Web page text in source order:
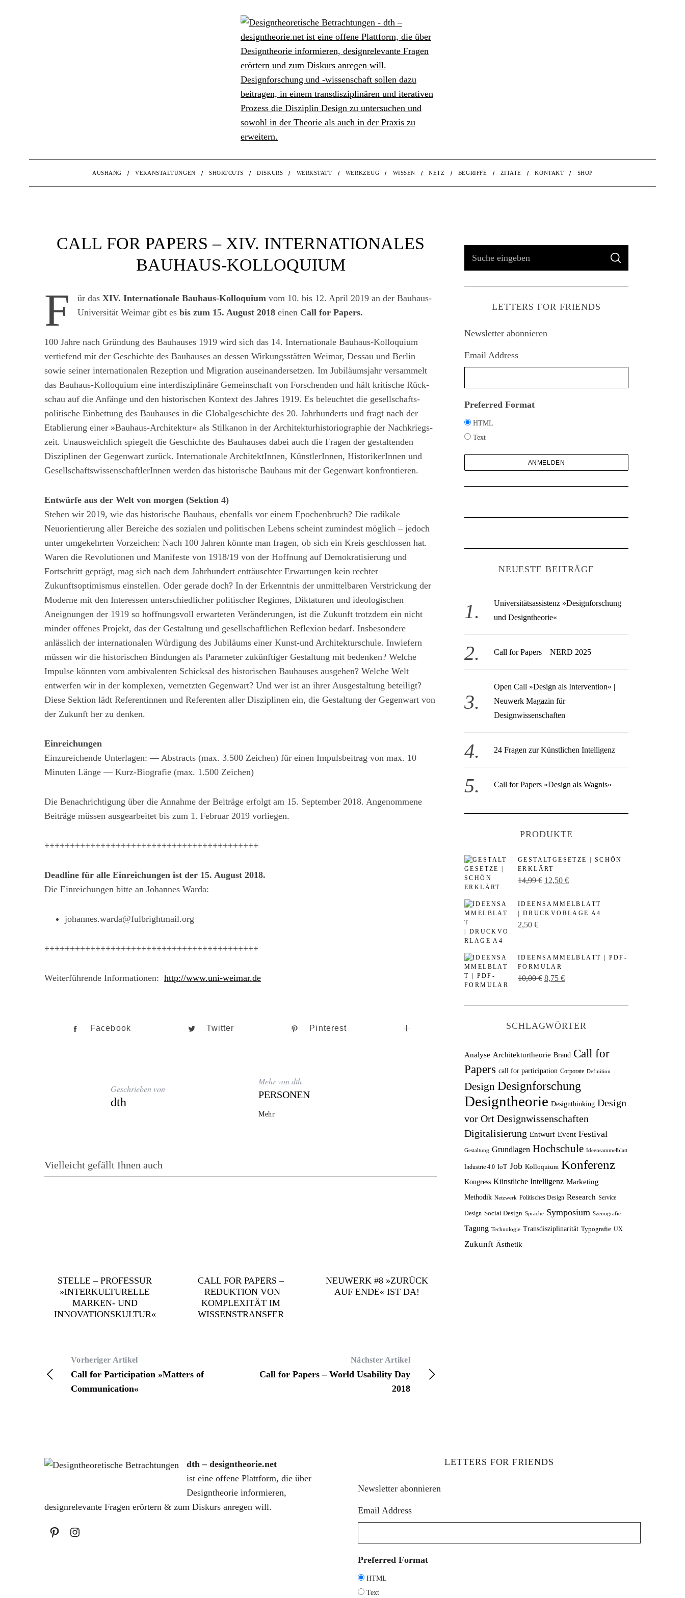
AUSHANG VERANSTALTUNGEN SHORTCUTS DISKURS WERKSTATT WERKZEUG WISSEN NETZ BEGRIFFE ZITATE KONTAKT SHOP
CALL FOR PAPERS – XIV. INTERNATIONALES
BAUHAUS-KOLLOQUIUM
F ür das XIV. Internationale Bauhaus-Kolloquium vom 10. bis 12. April 2019 an der Bauhaus-
Universität Weimar gibt es bis zum 15. August 2018 einen Call for Papers.
100 Jahre nach Gründung des Bauhauses 1919 wird sich das 14. Inter­nationale Bauhaus-Kolloquium
vertiefend mit der Geschichte des Bauhauses an dessen Wirkungs­stätten Weimar, Dessau und Berlin
sowie seiner inter­nationalen Rezeption und Migration auseinandersetzen. Im Jubiläums­jahr versammelt
das Bauhaus-Kolloquium eine inter­disziplinäre Gemein­schaft von Forschenden und hält kritische Rück­
schau auf die Anfänge und den historischen Kontext des Jahres 1919. Es beleuchtet die gesell­schafts­
politische Einbettung des Bauhauses in die Global­geschichte des 20. Jahrhunderts und fragt nach der
Etablierung einer »Bauhaus-Architektur« als Stil­kanon in der Architektur­historiographie der Nachkriegs­
zeit. Unausweichlich spiegelt die Geschichte des Bauhauses dabei auch die Fragen der gestaltenden
Disziplinen der Gegen­wart zurück. Inter­nationale Architekt­Innen, Künstler­Innen, Historiker­Innen und
Gesell­schafts­wissenschaftler­Innen werden das historische Bauhaus mit der Gegen­wart konfrontieren.
Entwürfe aus der Welt von morgen (Sektion 4)
Stehen wir 2019, wie das historische Bauhaus, ebenfalls vor einem Epochenbruch? Die radikale
Neuorientierung aller Bereiche des sozialen und politischen Lebens scheint zumindest möglich – jedoch
unter umgekehrten Vorzeichen: Nach 100 Jahren könnte man fragen, ob sich ein Kreis geschlossen hat.
Waren die Revolu­tionen und Manifeste von 1918/19 von der Hoffnung auf Demokratisierung und
Fortschritt geprägt, mag sich nach dem Jahrhundert enttäuschter Erwartungen kein rechter
Zukunftsoptimismus einstellen. Oder gerade doch? In der Erkenntnis der unmittelbaren Verstrickung der
Moderne mit den Interessen unterschiedlicher politischer Regimes, Diktaturen und ideologischen
Aneignungen der 1919 so hoffnungsvoll erwarteten Veränderungen, ist die Zu­kunft trotzdem ein nicht
minder offenes Projekt, das der Gestaltung und gesellschaftlichen Reflexion bedarf. Insbesondere
anlässlich der internationalen Würdigung des Jubiläums einer Kunst-und Architekturschule. Inwiefern
müssen wir die historischen Bindun­gen als Parameter zukünftiger Gestaltung mit bedenken? Welche
Impulse könnten vom ambivalenten Schicksal des historischen Bauhauses ausgehen? Welche Welt
entwerfen wir in der komplexen, vernetzten Gegenwart? Und wer ist an ihrer Ausgestaltung beteiligt?
Diese Sektion lädt Referentinnen und Referenten aller Disziplinen ein, die Gestaltung der Gegenwart von
der Zukunft her zu denken.
Einreichungen
Einzureichende Unterlagen: — Abstracts (max. 3.500 Zeichen) für einen Impulsbeitrag von max. 10
Minuten Länge — Kurz-Biografie (max. 1.500 Zeichen)
Die Benachrichtigung über die Annahme der Beiträge erfolgt am 15. September 2018. Angenommene
Beiträge müssen ausgearbeitet bis zum 1. Februar 2019 vorliegen.
++++++++++++++++++++++++++++++++++++++++++
Deadline für alle Einreichungen ist der 15. August 2018.
Die Einreichungen bitte an Johannes Warda:
johannes.warda@fulbrightmail.org
++++++++++++++++++++++++++++++++++++++++++
Weiterführende Informationen: http://www.uni-weimar.de
Facebook Twitter Pinterest
Geschrieben von
dth
Mehr von dth
PERSONEN
Mehr
Vielleicht gefällt Ihnen auch
STELLE – PROFESSUR
»INTERKULTURELLE
MARKEN- UND
INNOVATIONSKULTUR«
CALL FOR PAPERS –
REDUKTION VON
KOMPLEXITÄT IM
WISSENSTRANSFER
NEUWERK #8 »ZURÜCK
AUF ENDE« IST DA!
Vorheriger Artikel
Call for Participation »Matters of
Communication«
Nächster Artikel
Call for Papers – World Usability Day
2018
a
c
h
S
C
E
LETTERS FOR FRIENDS
Newsletter abonnieren
Email Address
Preferred Format
HTML
Text
NEUESTE BEITRÄGE
Universitätsassistenz »Designforschung
und Designtheorie«
Call for Papers – NERD 2025
Open Call » Design als Intervention« |
Neuwerk Magazin für
Designwissenschaften
24 Fragen zur Künstlichen Intelligenz
Call for Papers »Design als Wagnis«
PRODUKTE
GESTALTGESETZE | SCHÖN
ERKLÄRT
14,99€ U
s
n
g
i
c
e
e
i
s
w
a
r
1
12,50 €A
t
P
r
i
t
:
1
2
,
5
0
IDEENSAMMELBLATT
| DRUCKVORLAGE A4
2,50 €
IDEENSAMMELBLATT | PDF-
FORMULAR
10,00€ U
s
l
i
c
h
e
P
8,75 €A
t
r
P
r
e
i
s
:
SCHLAGWÖRTER
Analyse Architekturtheorie Brand Call for
Papers call for participation Corporate Definition
Design Designforschung
Designtheorie Designthinking Design
vor Ort Designwissenschaften
Digitalisierung Entwurf Event Festival
Gestaltung Grundlagen Hochschule Ideensammelblatt
Industrie 4.0 IoT Job Kolloquium Konferenz
Kongress Künstliche Intelligenz Marketing
Methodik Netzwerk Politisches Design Research Service
Design Social Design Sprache Symposium Szenografie
Tagung Technologie Transdisziplinarität Typografie UX
Zukunft Ästhetik
dth – designtheorie.net
ist eine offene Plattform, die über
Designtheorie informieren,
designrelevante Fragen erörtern & zum Diskurs anregen will.
LETTERS FOR FRIENDS
Newsletter abonnieren
Email Address
Preferred Format
HTML
Text
S
e
h
: